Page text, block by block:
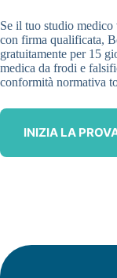
Se il tuo studio
con firma qualificata,
gratuitamente per 15
medica da frodi e
conformità normativa
INIZIA LA